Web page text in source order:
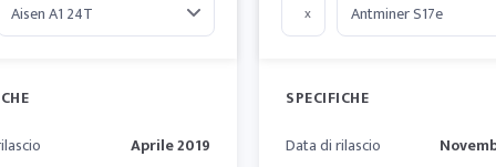
Aprile 2019
x
SPECIFICHE
Data di rilascio